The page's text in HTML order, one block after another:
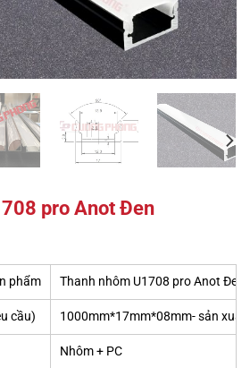
pro Anot Đen
phẩm Thanh nhôm U1708 pro Anot Đen
cầu) 1000mm*17mm*08mm- sản xuất
Nhôm + PC